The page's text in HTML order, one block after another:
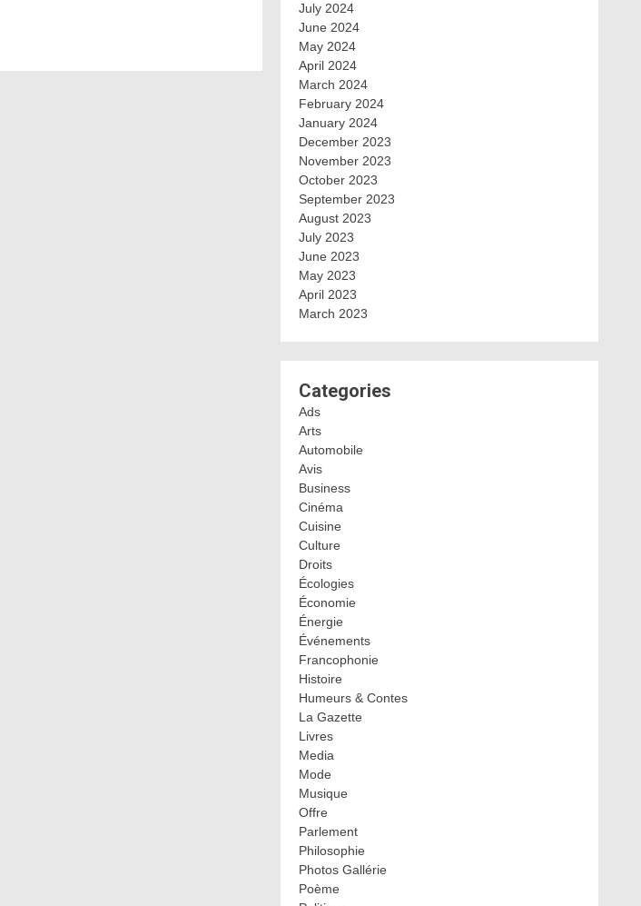
July 2024
June 2024
May 2024
April 2024
March 2024
February 2024
January 2024
December 2023
November 2023
October 2023
September 2023
August 2023
July 2023
June 2023
May 2023
April 2023
March 2023
Categories
Ads
Arts
Automobile
Avis
Business
Cinéma
Cuisine
Culture
Droits
Écologies
Économie
Énergie
Événements
Francophonie
Histoire
Humeurs & Contes
La Gazette
Livres
Media
Mode
Musique
Offre
Parlement
Philosophie
Photos Gallérie
Poème